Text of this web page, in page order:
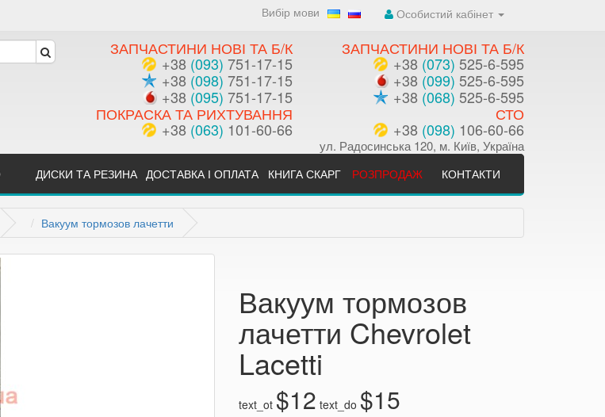
Вибір мови Особистий кабінет
ЗАПЧАСТИНИ НОВІ ТА Б/К
+38 (093) 751-17-15
+38 (098) 751-17-15
+38 (095) 751-17-15
ПОКРАСКА ТА РИХТУВАННЯ
+38 (063) 101-60-66
ЗАПЧАСТИНИ НОВІ ТА Б/К
+38 (073) 525-6-595
+38 (099) 525-6-595
+38 (068) 525-6-595
СТО
+38 (098) 106-60-66
ул. Радосинська 120, м. Київ, Україна
ДИСКИ ТА РЕЗИНА ДОСТАВКА І ОПЛАТА КНИГА СКАРГ РОЗПРОДАЖ КОНТАКТИ
Вакуум тормозов лачетти
Вакуум тормозов
лачетти Chevrolet
Lacetti
text_ot $12 text_do $15